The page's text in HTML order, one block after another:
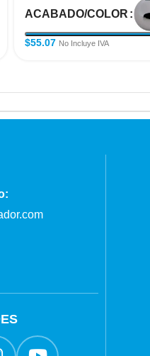
ACABADO/COLOR
$55.07 No Incluye IVA